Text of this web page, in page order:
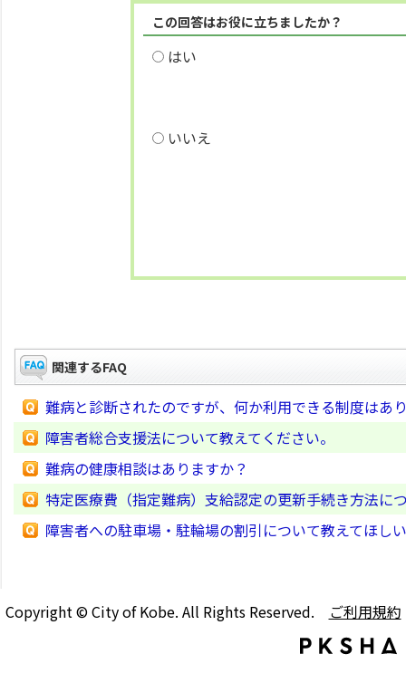
この回答はお役に立ちましたか？
はい
いいえ
関連するFAQ
難病と診断されたのですが、何か利用できる制度はあ
障害者総合支援法について教えてください。
難病の健康相談はありますか？
特定医療費（指定難病）支給認定の更新手続き方法に
障害者への駐車場・駐輪場の割引について教えてほし
Copyright © City of Kobe. All Rights Reserved. ご利用規約